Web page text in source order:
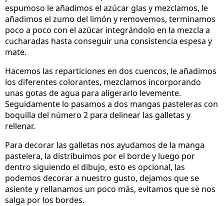
espumoso le añadimos el azúcar glas y mezclamos, le
añadimos el zumo del limón y removemos, terminamos
poco a poco con el azúcar integrándolo en la mezcla a
cucharadas hasta conseguir una consistencia espesa y
mate.
Hacemos las reparticiones en dos cuencos, le añadimos
los diferentes colorantes, mezclamos incorporando
unas gotas de agua para aligerarlo levemente.
Seguidamente lo pasamos a dos mangas pasteleras con
boquilla del número 2 para delinear las galletas y
rellenar.
Para decorar las galletas nos ayudamos de la manga
pastelera, la distribuimos por el borde y luego por
dentro siguiendo el dibujo, esto es opcional, las
podemos decorar a nuestro gusto, dejamos que se
asiente y rellanamos un poco más, evitamos que se nos
salga por los bordes.